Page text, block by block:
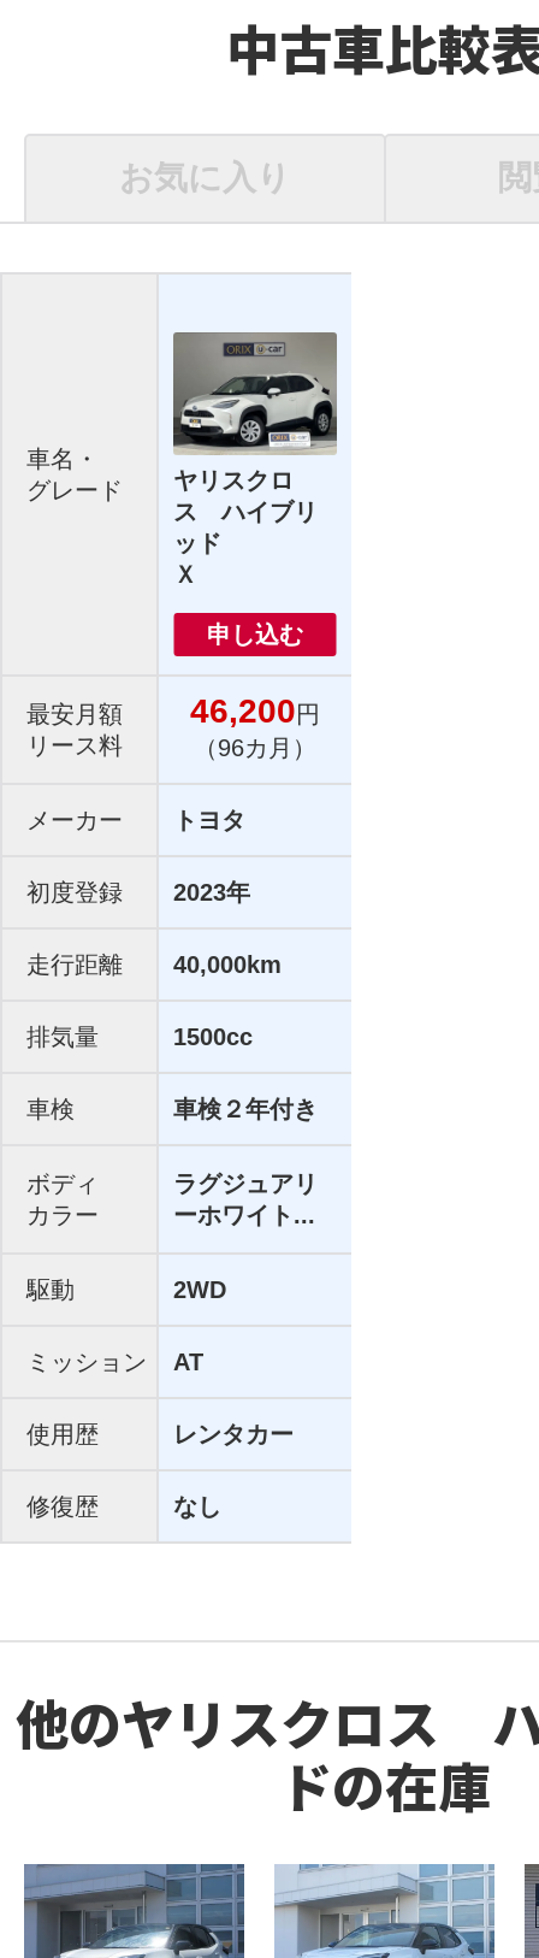
中古車比較
お気に入り
車名・
グレード
ヤリスクロ
ス ハイブリ
ッド
Ｘ
申し込む
最安月額
リース料
46,200円
（96カ月）
メーカー トヨタ
初度登録 2023年
走行距離 40,000km
排気量 1500cc
車検 車検２年付き
ボディ
カラー
ラグジュアリ
ーホワイト...
駆動 2WD
ミッション AT
使用歴 レンタカー
修復歴 なし
他のヤリスクロス
ドの在庫